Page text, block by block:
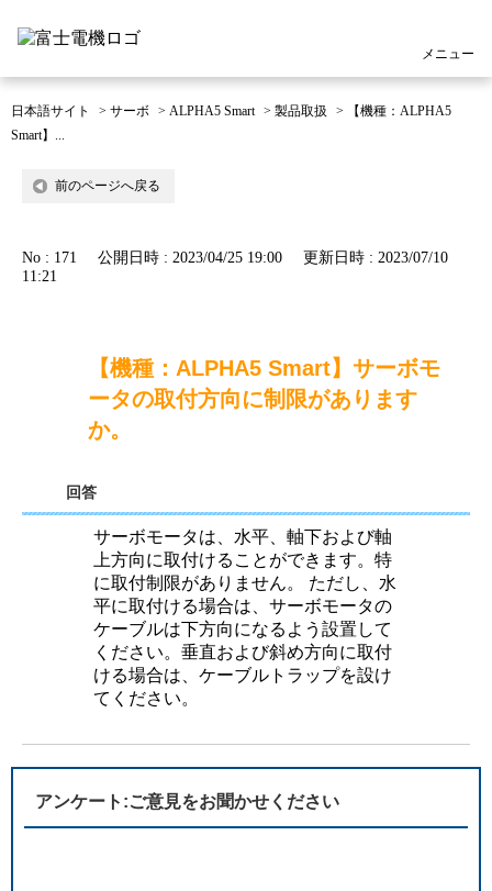
メニュー
日本語サイト > サーボ > ALPHA5 Smart > 製品取扱 >
【機種：ALPHA5
Smart】...
前のページへ戻る
No : 171 公開日時 : 2023/04/25 19:00
更新日時 : 2023/07/10
11:21
【機種：ALPHA5 Smart】サーボモ
ータの取付方向に制限があります
か。
回答
サーボモータは、水平、軸下および軸
上方向に取付けることができます。特
に取付制限がありません。 ただし、水
平に取付ける場合は、サーボモータの
ケーブルは下方向になるよう設置して
ください。垂直および斜め方向に取付
ける場合は、ケーブルトラップを設け
てください。
アンケート:ご意見をお聞かせください